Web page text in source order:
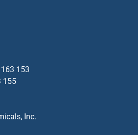
Factor Antikörper
153
155
Inc.